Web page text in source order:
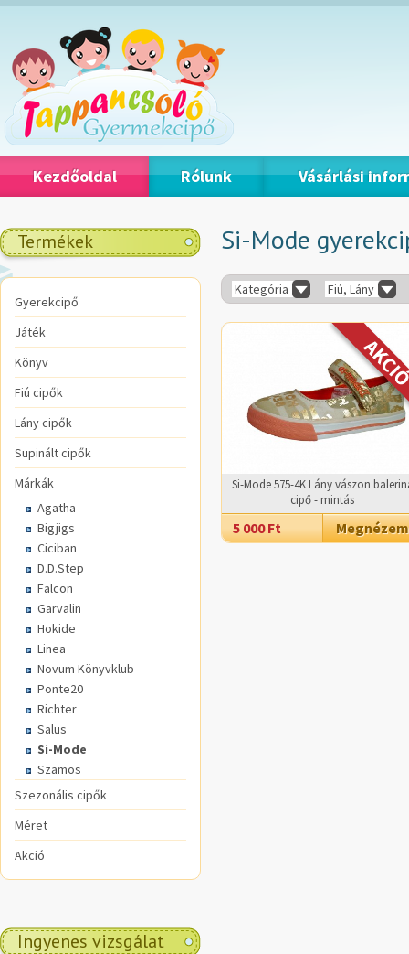
Kezdőoldal Rólunk Vásárlási
Termékek
Gyerekcipő
Játék
Könyv
Fiú cipők
Lány cipők
Supinált cipők
Márkák
Agatha
Bigjigs
Ciciban
D.D.Step
Falcon
Garvalin
Hokide
Linea
Novum Könyvklub
Ponte20
Richter
Salus
Si-Mode
Szamos
Szezonális cipők
Méret
Akció
Ingyenes vizsgálat
Si-Mode
Kategória Fiú, Lány
Si-Mode 575-4K Lány vászon
cipő - mintás
5 000 Ft Megnézem